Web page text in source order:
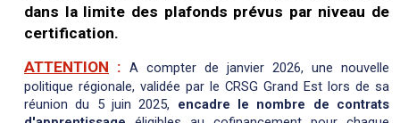
dans la limite des plafonds prévus par niveau de
certification.
ATTENTION : A compter de janvier 2026, une nouvelle
politique régionale, validée par le CRSG Grand Est lors de sa
réunion du 5 juin 2025, encadre le nombre de contrats